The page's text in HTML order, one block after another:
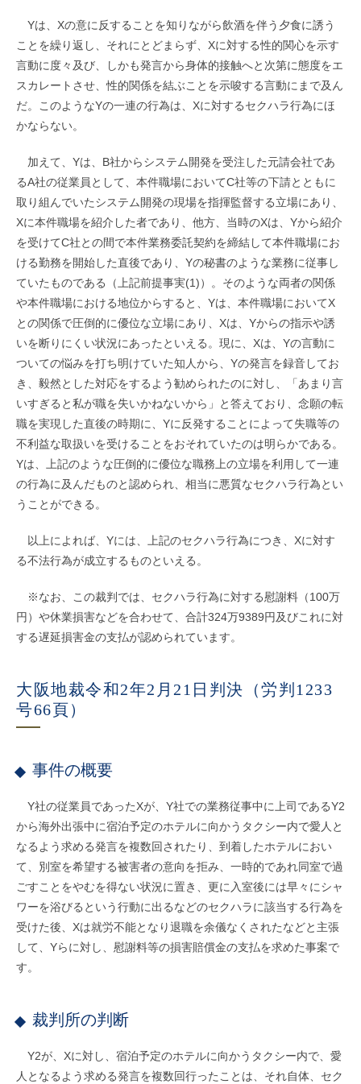
Yは、Xの意に反することを知りながら飲酒を伴う夕食に誘う
ことを繰り返し、それにとどまらず、Xに対する性的関心を示す
言動に度々及び、しかも発言から身体的接触へと次第に態度をエ
スカレートさせ、性的関係を結ぶことを示唆する言動にまで及ん
だ。このようなYの一連の行為は、Xに対するセクハラ行為にほ
かならない。
加えて、Yは、B社からシステム開発を受注した元請会社であ
るA社の従業員として、本件職場においてC社等の下請とともに
取り組んでいたシステム開発の現場を指揮監督する立場にあり、
Xに本件職場を紹介した者であり、他方、当時のXは、Yから紹介
を受けてC社との間で本件業務委託契約を締結して本件職場にお
ける勤務を開始した直後であり、Yの秘書のような業務に従事し
ていたものである（上記前提事実(1)）。そのような両者の関係
や本件職場における地位からすると、Yは、本件職場においてX
との関係で圧倒的に優位な立場にあり、Xは、Yからの指示や誘
いを断りにくい状況にあったといえる。現に、Xは、Yの言動に
ついての悩みを打ち明けていた知人から、Yの発言を録音してお
き、毅然とした対応をするよう勧められたのに対し、「あまり言
いすぎると私が職を失いかねないから」と答えており、念願の転
職を実現した直後の時期に、Yに反発することによって失職等の
不利益な取扱いを受けることをおそれていたのは明らかである。
Yは、上記のような圧倒的に優位な職務上の立場を利用して一連
の行為に及んだものと認められ、相当に悪質なセクハラ行為とい
うことができる。
以上によれば、Yには、上記のセクハラ行為につき、Xに対す
る不法行為が成立するものといえる。
※なお、この裁判では、セクハラ行為に対する慰謝料（100万
円）や休業損害などを合わせて、合計324万9389円及びこれに対
する遅延損害金の支払が認められています。
大阪地裁令和2年2月21日判決（労判1233
号66頁）
事件の概要
Y社の従業員であったXが、Y社での業務従事中に上司であるY2
から海外出張中に宿泊予定のホテルに向かうタクシー内で愛人と
なるよう求める発言を複数回されたり、到着したホテルにおい
て、別室を希望する被害者の意向を拒み、一時的であれ同室で過
ごすことをやむを得ない状況に置き、更に入室後には早々にシャ
ワーを浴びるという行動に出るなどのセクハラに該当する行為を
受けた後、Xは就労不能となり退職を余儀なくされたなどと主張
して、Yらに対し、慰謝料等の損害賠償金の支払を求めた事案で
す。
裁判所の判断
Y2が、Xに対し、宿泊予定のホテルに向かうタクシー内で、愛
人となるよう求める発言を複数回行ったことは、それ自体、セク